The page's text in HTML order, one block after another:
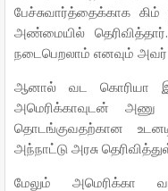
பேச்சுவார்த்தைக்காக
கிம்
அண்மையில்
தெரிவித்தார்
நடைபெறலாம் எனவும் அவர்
ஆனால் வட கொரியா
அமெரிக்காவுடன் அணு
தொடங்குவதற்கான
அந்நாட்டு அரசு
மேலும் அமெரிக்கா